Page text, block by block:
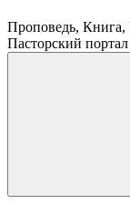
Проповедь, Книга,
Пасторский портал